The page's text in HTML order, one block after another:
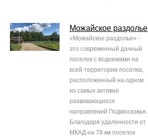
Можайское раздолье
«Можайское раздолье» -
это современный дачный
поселок с водоемами на
всей территории поселка,
расположенный на одном
из самых активно
развивающихся
направлений Подмосковья.
Благодаря удаленности от
МКАД на 78 км поселок